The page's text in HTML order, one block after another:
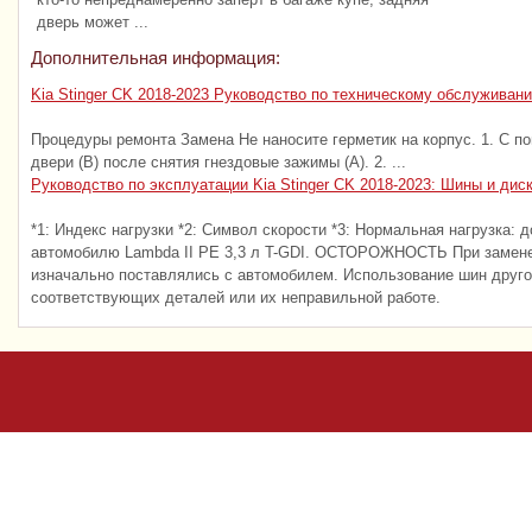
дверь может ...
Дополнительная информация:
Kia Stinger CK 2018-2023 Руководство по техническому
Процедуры ремонта Замена Не наносите герметик на корпус. 1. С
двери (B) после снятия гнездовые зажимы (А). 2. ...
Руководство по эксплуатации Kia Stinger CK 2018-2023: Шины и
*1: Индекс нагрузки *2: Символ скорости *3: Нормальная нагрузка:
автомобилю Lambda II PE 3,3 л T-GDI. ОСТОРОЖНОСТЬ При замене
изначально поставлялись с автомобилем. Использование шин
соответствующих деталей или их неправильной работе.